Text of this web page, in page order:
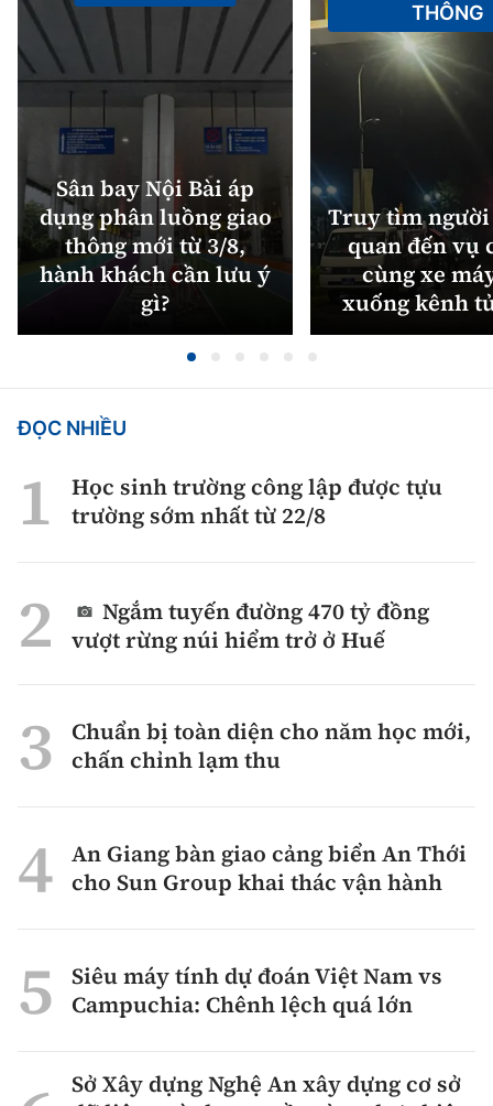
Sân bay Nội Bài áp
dụng phân luồng giao
thông mới từ 3/8,
hành khách cần lưu ý
gì?
Truy tìm
quan đến vụ
cùng xe
xuống kênh
THÔNG
ĐỌC NHIỀU
Học sinh trường công lập được tựu
trường sớm nhất từ 22/8
Ngắm tuyến đường 470 tỷ đồng
vượt rừng núi hiểm trở ở Huế
Chuẩn bị toàn diện cho năm học mới,
chấn chỉnh lạm thu
An Giang bàn giao cảng biển An Thới
cho Sun Group khai thác vận hành
Siêu máy tính dự đoán Việt Nam vs
Campuchia: Chênh lệch quá lớn
Sở Xây dựng Nghệ An xây dựng cơ sở